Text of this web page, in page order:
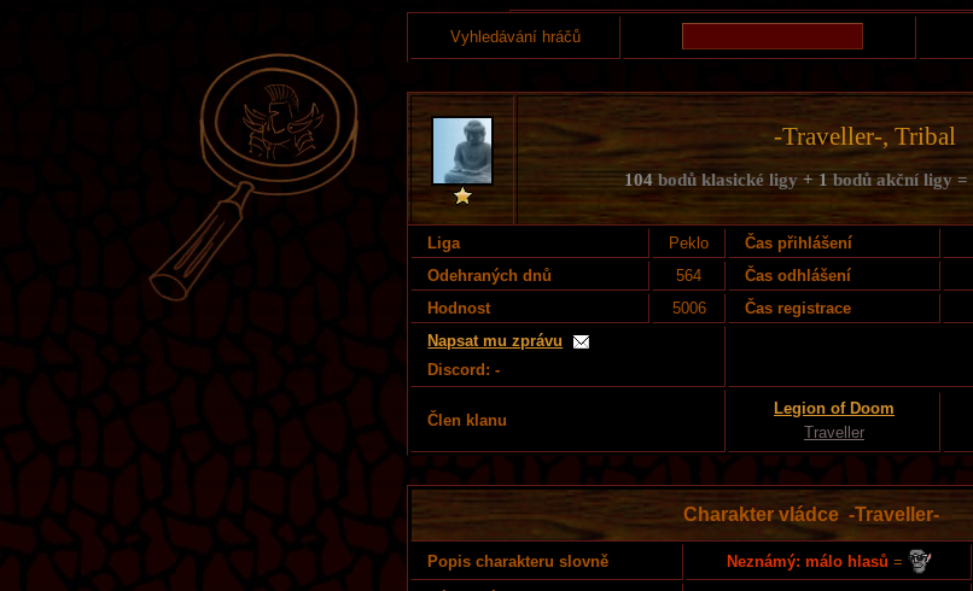
Vyhledávání hráčů
-Traveller-, Tribal
104bodů klasické ligy+ 1 bodů akční ligy =
Liga Peklo Čas přihlášení
Odehraných dnů
564 Čas odhlášení
Hodnost
5006 Čas registrace
Napsat mu zprávu
Discord: -
Člen klanu
Legion of Doom
Traveller
Charakter vládce -Traveller-
Popis charakteru slovně Neznámý: málo hlasů =